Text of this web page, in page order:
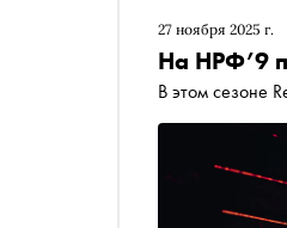
27 ноября 2025 г.
На НРФ’9
В этом сезоне